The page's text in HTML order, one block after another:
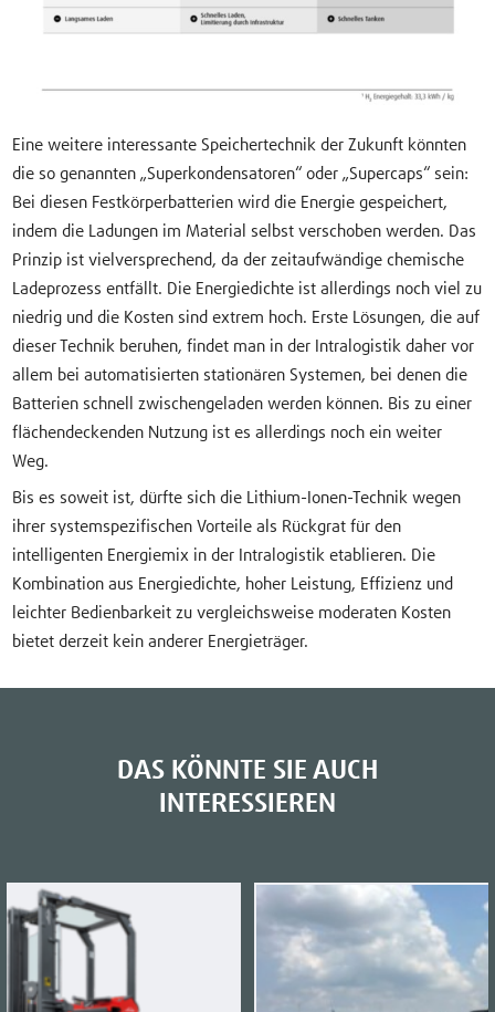
Eine weitere interessante Speichertechnik der Zukunft könnten
die so genannten „Superkondensatoren“ oder „Supercaps“ sein:
Bei diesen Festkörperbatterien wird die Energie gespeichert,
indem die Ladungen im Material selbst verschoben werden. Das
Prinzip ist vielversprechend, da der zeitaufwändige chemische
Ladeprozess entfällt. Die Energiedichte ist allerdings noch viel zu
niedrig und die Kosten sind extrem hoch. Erste Lösungen, die auf
dieser Technik beruhen, findet man in der Intralogistik daher vor
allem bei automatisierten stationären Systemen, bei denen die
Batterien schnell zwischengeladen werden können. Bis zu einer
flächendeckenden Nutzung ist es allerdings noch ein weiter
Weg.
Bis es soweit ist, dürfte sich die Lithium-Ionen-Technik wegen
ihrer systemspezifischen Vorteile als Rückgrat für den
intelligenten Energiemix in der Intralogistik etablieren. Die
Kombination aus Energiedichte, hoher Leistung, Effizienz und
leichter Bedienbarkeit zu vergleichsweise moderaten Kosten
bietet derzeit kein anderer Energieträger.
DAS KÖNNTE SIE AUCH
INTERESSIEREN